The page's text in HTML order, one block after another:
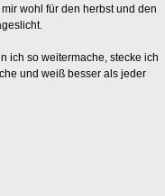
wohl für den herbst und den
ich so weitermache, stecke ich
und weiß besser als jeder